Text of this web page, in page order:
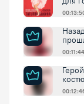
00:11:44